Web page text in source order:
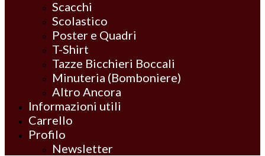
Scacchi
Scolastico
Poster e Quadri
T-Shirt
Tazze Bicchieri Boccali
Minuteria (Bomboniere)
Altro Ancora
Informazioni utili
Carrello
Profilo
Newsletter